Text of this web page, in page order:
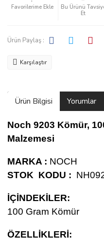
Bu Ürünü
Et
Ürün Paylaş :
Karşılaştır
Ürün Bilgisi Yorumlar
Noch 9203 Kömür,
Malzemesi
MARKA : NOCH
STOK KODU :
İÇİNDEKİLER:
100 Gram Kömür
ÖZELLİKLERİ: